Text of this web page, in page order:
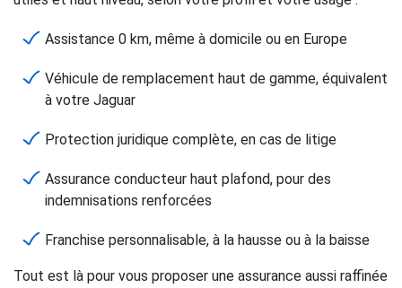
Assistance 0 km, même à domicile ou en Europe
Véhicule de remplacement haut de gamme, équivalent
à votre Jaguar
Protection juridique complète, en cas de litige
Assurance conducteur haut plafond, pour des
indemnisations renforcées
Franchise personnalisable, à la hausse ou à la baisse
Tout est là pour vous proposer une assurance aussi raffinée